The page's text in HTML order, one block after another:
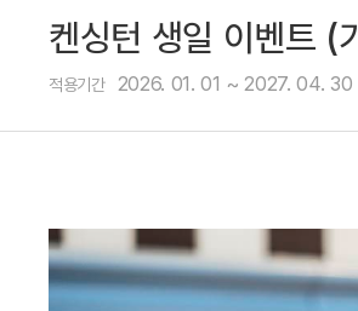
켄싱턴 생일 이벤트 (
적용기간 2026. 01. 01 ~ 2027. 04. 30